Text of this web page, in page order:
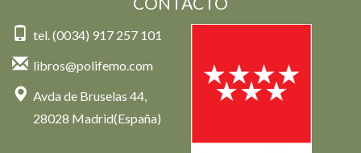
tel. (0034) 917 257 101
libros@polifemo.com
Avda de Bruselas 44,
28028 Madrid(España)